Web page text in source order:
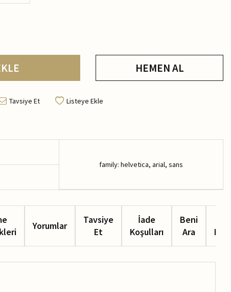
HEMEN AL
Tavsiye Et Listeye Ekle
family: helvetica, arial, sans
Yorumlar
Tavsiye
Et
İade
Koşulları
Beni
Ara